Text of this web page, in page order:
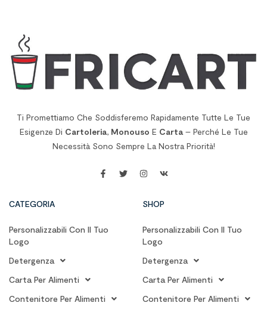
Ti Promettiamo Che Soddisferemo Rapidamente Tutte Le Tue
Esigenze Di Cartoleria, Monouso E Carta– Perché Le Tue
Necessità Sono Sempre La Nostra Priorità!
CATEGORIA
Personalizzabili Con Il Tuo
Logo
Detergenza
Carta Per Alimenti
Contenitore Per Alimenti
SHOP
Personalizzabili Con Il Tuo
Logo
Detergenza
Carta Per Alimenti
Contenitore Per Alimenti